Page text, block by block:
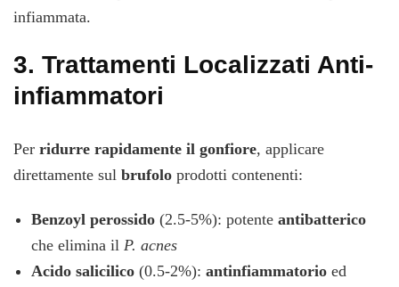
infiammata.
3. Trattamenti Localizzati Anti-
infiammatori
Per ridurre rapidamente il gonfiore, applicare
direttamente sul brufolo prodotti contenenti:
Benzoyl perossido (2.5-5%): potente antibatterico
che elimina il P. acnes
Acido salicilico (0.5-2%): antinfiammatorio ed